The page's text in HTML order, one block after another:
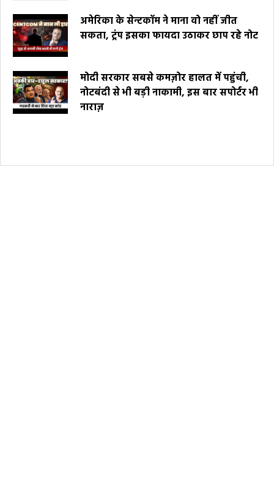
अमेरिका के सेन्टकॉम ने माना वो नहीं जीत
सकता, ट्रंप इसका फायदा उठाकर छाप रहे नोट
मोदी सरकार सबसे कमज़ोर हालत में पहुंची,
नोटबंदी से भी बड़ी नाकामी, इस बार सपोर्टर भी
नाराज़